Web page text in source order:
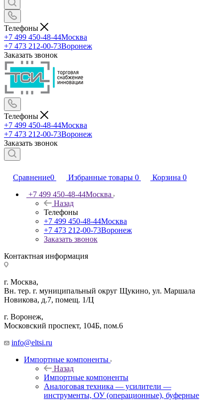
Телефоны
+7 499 450-48-44Москва
+7 473 212-00-73Воронеж
Заказать звонок
Телефоны
+7 499 450-48-44Москва
+7 473 212-00-73Воронеж
Заказать звонок
Сравнение0 Избранные товары 0 Корзина 0
+7 499 450-48-44Москва
Назад
Телефоны
+7 499 450-48-44Москва
+7 473 212-00-73Воронеж
Заказать звонок
Контактная информация
г. Москва,
Вн. тер. г. муниципальный округ Щукино, ул. Маршала
Новикова, д.7, помещ. 1/Ц
г. Воронеж,
​Московский проспект, 104Б, пом.6
info@eltsi.ru
Импортные компоненты
Назад
Импортные компоненты
Аналоговая техника — усилители —
инструменты, ОУ (операционные), буферные